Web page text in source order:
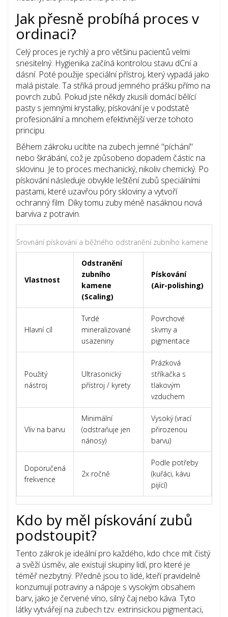
Jak přesně probíhá proces v
ordinaci?
Celý proces je rychlý a pro většinu pacientů velmi
snesitelný. Hygienika začíná kontrolou stavu dCní a
dásní. Poté použije speciální přístroj, který vypadá jako
malá pistale. Ta stříká proud jemného prášku přímo na
povrch zubů. Pokud jste někdy zkusili domácí bělící
pasty s jemnými krystalky, pískování je v podstatě
profesionální a mnohem efektivnější verze tohoto
principu.
Během zákroku ucítíte na zubech jemné "píchání"
nebo škrábání, což je způsobeno dopadem částic na
sklovinu. Je to proces mechanický, nikoliv chemický. Po
pískování následuje obvykle leštění zubů speciálními
pastami, které uzavřou póry skloviny a vytvoří
ochranný film. Díky tomu zuby méně nasáknou nová
barviva z potravin.
Srovnání pískování a běžného odstranění zubního kamene
Vlastnost
Odstranění
zubního
kamene
(Scaling)
Pískování
(Air-polishing)
Hlavní cíl
Tvrdé
mineralizované
usazeniny
Povrchové
skvrny a
pigmentace
Použitý
nástroj
Ultrasonický
přístroj / kyrety
Prázková
stříkačka s
tlakovým
vzduchem
Vliv na barvu
Minimální
(odstraňuje jen
nánosy)
Vysoký (vrací
přirozenou
barvu)
Doporučená
frekvence
2x ročně
Podle potřeby
(kuřáci, kávu
pijící)
Kdo by měl pískování zubů
podstoupit?
Tento zákrok je ideální pro každého, kdo chce mít čistý
a svěží úsměv, ale existují skupiny lidí, pro které je
téměř nezbytný. Předně jsou to lidé, kteří pravidelně
konzumují potraviny a nápoje s vysokým obsahem
barv, jako je červené víno, silný čaj nebo káva. Tyto
látky vytvářejí na zubech tzv. extrinsickou pigmentaci,